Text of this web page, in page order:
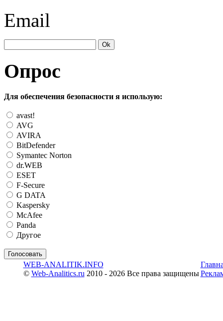
Email
Опрос
Для обеспечения безопасности я использую:
avast!
AVG
AVIRA
BitDefender
Symantec Norton
dr.WEB
ESET
F-Secure
G DATA
Kaspersky
McAfee
Panda
Другое
WEB-ANALITIK.INFO
© Web-Analitics.ru 2010 - 2026 Все права защищены